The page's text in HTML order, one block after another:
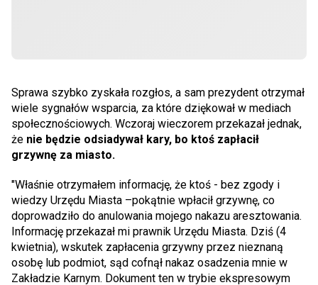
Sprawa szybko zyskała rozgłos, a sam prezydent otrzymał
wiele sygnałów wsparcia, za które dziękował w mediach
społecznościowych. Wczoraj wieczorem przekazał jednak,
że nie będzie odsiadywał kary, bo ktoś zapłacił
grzywnę za miasto.
"Właśnie otrzymałem informację, że ktoś - bez zgody i
wiedzy Urzędu Miasta –pokątnie wpłacił grzywnę, co
doprowadziło do anulowania mojego nakazu aresztowania.
Informację przekazał mi prawnik Urzędu Miasta. Dziś (4
kwietnia), wskutek zapłacenia grzywny przez nieznaną
osobę lub podmiot, sąd cofnął nakaz osadzenia mnie w
Zakładzie Karnym. Dokument ten w trybie ekspresowym